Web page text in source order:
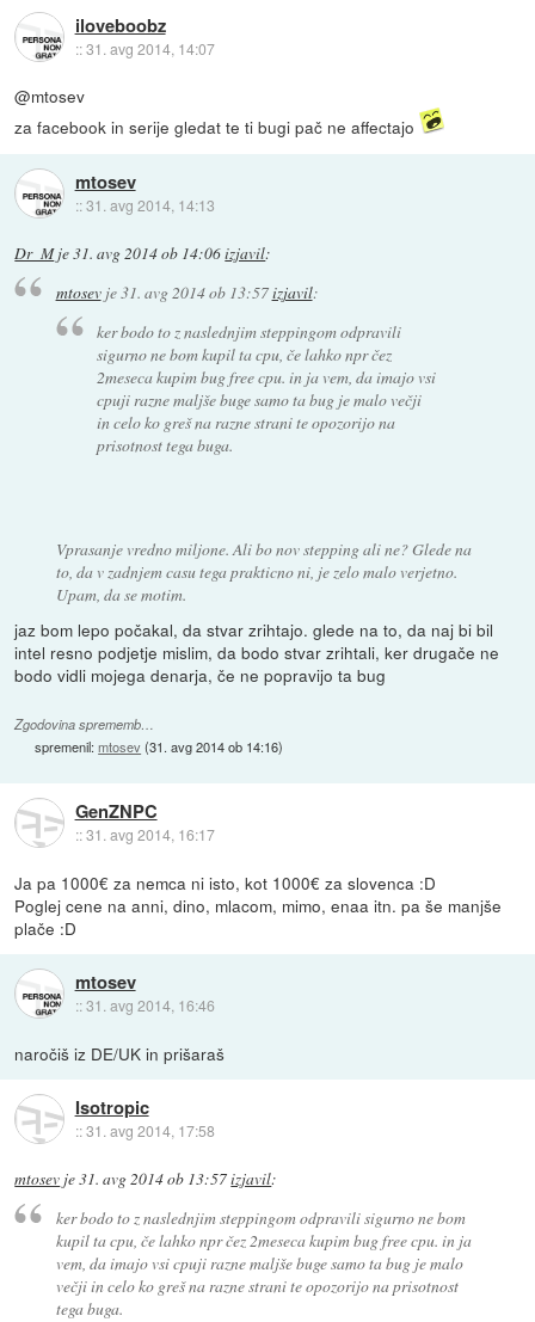
iloveboobz
::31. avg 2014, 14:07
@mtosev
za facebook in serije gledat te ti bugi pač ne affectajo
mtosev
::31. avg 2014, 14:13
Dr_Mje31. avg 2014 ob 14:06izjavil:
mtosevje31. avg 2014 ob 13:57izjavil:
ker bodo to z naslednjim steppingom odpravili
sigurno ne bom kupil ta cpu, če lahko npr čez
2meseca kupim bug free cpu. in ja vem, da imajo vsi
cpuji razne maljše buge samo ta bug je malo večji
in celo ko greš na razne strani te opozorijo na
prisotnost tega buga.
Vprasanje vredno miljone. Ali bo nov stepping ali ne? Glede na
to, da v zadnjem casu tega prakticno ni, je zelo malo verjetno.
Upam, da se motim.
jaz bom lepo počakal, da stvar zrihtajo. glede na to, da naj bi bil
intel resno podjetje mislim, da bodo stvar zrihtali, ker drugače ne
bodo vidli mojega denarja, če ne popravijo ta bug
Zgodovina sprememb…
spremenil:mtosev(31. avg 2014 ob 14:16)
GenZNPC
::31. avg 2014, 16:17
Ja pa 1000€ za nemca ni isto, kot 1000€ za slovenca :D
Poglej cene na anni, dino, mlacom, mimo, enaa itn. pa še manjše
plače :D
mtosev
::31. avg 2014, 16:46
naročiš iz DE/UK in prišaraš
Isotropic
::31. avg 2014, 17:58
mtosev je31. avg 2014 ob 13:57izjavil:
ker bodo to z naslednjim steppingom odpravili sigurno ne bom
kupil ta cpu, če lahko npr čez 2meseca kupim bug free cpu. in ja
vem, da imajo vsi cpuji razne maljše buge samo ta bug je malo
večji in celo ko greš na razne strani te opozorijo na prisotnost
tega buga.